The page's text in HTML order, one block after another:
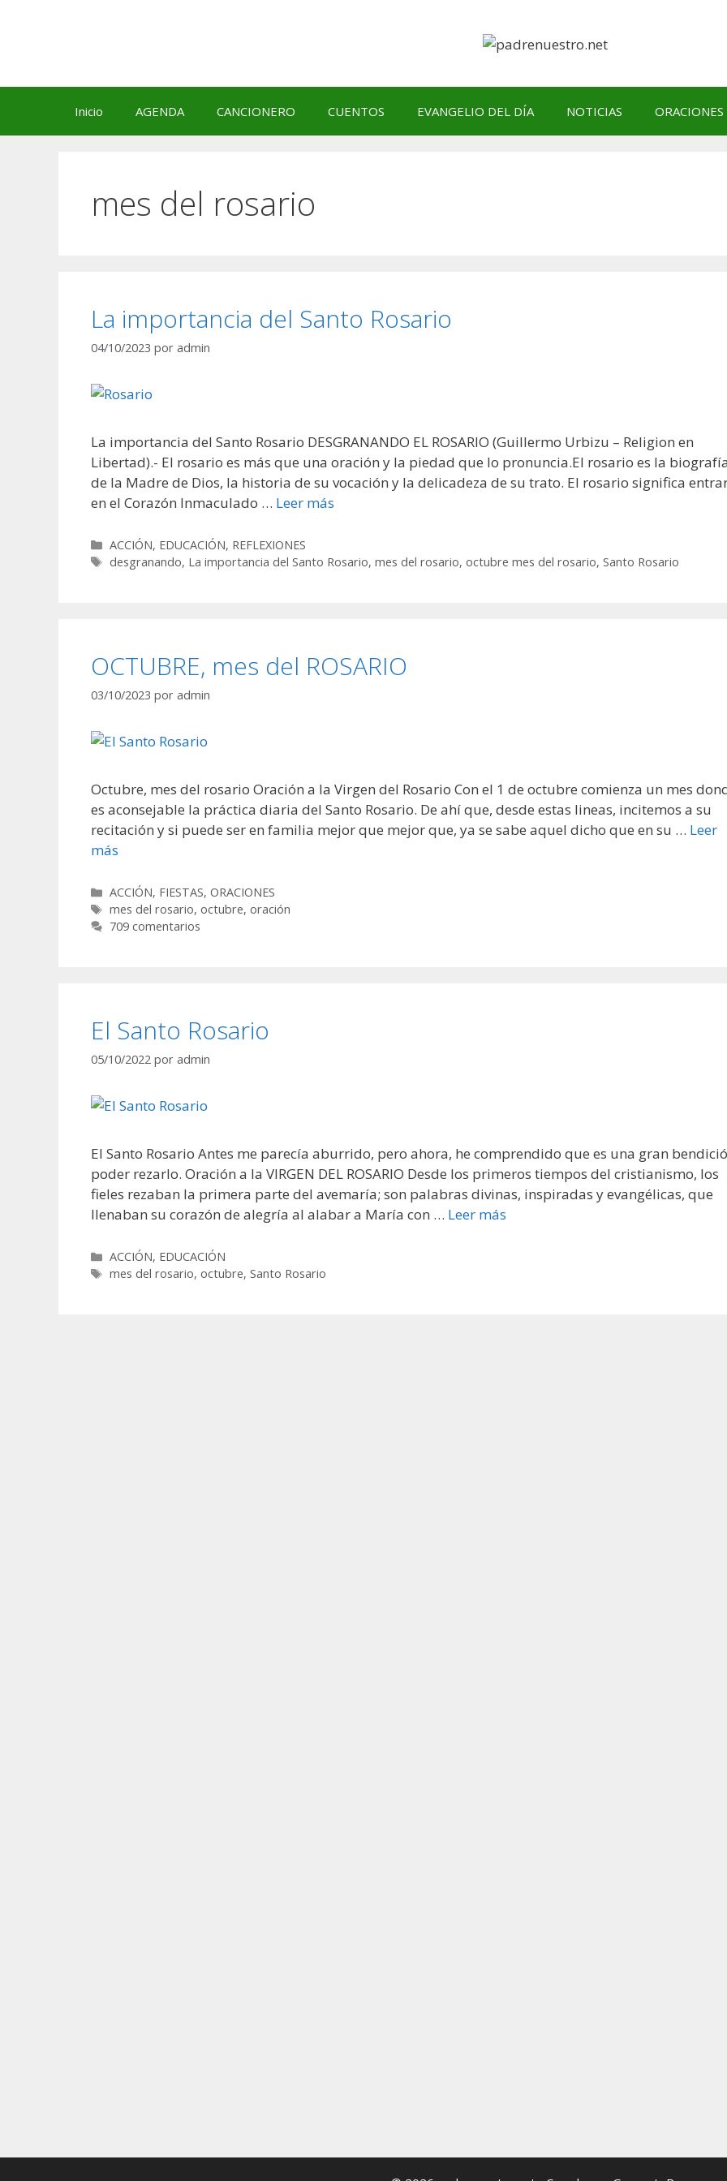
Inicio AGENDA CANCIONERO CUENTOS EVANGELIO DEL DÍA NOTICIAS ORACIONES
mes del rosario
La importancia del Santo Rosario
04/10/2023 por admin
La importancia del Santo Rosario DESGRANANDO EL ROSARIO (Guillermo Urbizu – Religion en
Libertad).- El rosario es más que una oración y la piedad que lo pronuncia.El rosario es la
de la Madre de Dios, la historia de su vocación y la delicadeza de su trato. El rosario significa
en el Corazón Inmaculado … Leer más
Categorías
ACCIÓN, EDUCACIÓN, REFLEXIONES
Etiquetas
desgranando, La importancia del Santo Rosario,mes del rosario,octubre mes del rosario,Santo Rosario
OCTUBRE, mes del ROSARIO
03/10/2023 por admin
Octubre, mes del rosario Oración a la Virgen del Rosario Con el 1 de octubre comienza un mes
es aconsejable la práctica diaria del Santo Rosario. De ahí que, desde estas lineas, incitemos a su
recitación y si puede ser en familia mejor que mejor que, ya se sabe aquel dicho que en su … Leer
más
Categorías
ACCIÓN, FIESTAS,ORACIONES
Etiquetas
mes del rosario,octubre,oración
709 comentarios
El Santo Rosario
05/10/2022 por admin
El Santo Rosario Antes me parecía aburrido, pero ahora, he comprendido que es una gran
poder rezarlo. Oración a la VIRGEN DEL ROSARIO Desde los primeros tiempos del cristianismo, los
fieles rezaban la primera parte del avemaría; son palabras divinas, inspiradas y evangélicas, que
llenaban su corazón de alegría al alabar a María con … Leer más
Categorías
ACCIÓN, EDUCACIÓN
Etiquetas
mes del rosario,octubre,Santo Rosario